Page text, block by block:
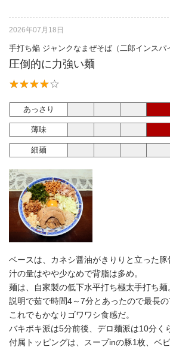
2026年07月18日
手打ち焔 ジャンクなまぜそば（二郎インスパ
圧倒的に力強い麺
あっさり
薄味
細麺
ベースは、カネシ醤油がきりりと立った豚
汁の量はやや少なめで背脂は多め。
麺は、自家製の低下水平打ち極太手打ち麺
説明で茹で時間4～7分とあったので最長の
これでもかなりゴワワシ食感だ。
バキボキ派は5分前後、デロ麺派は10分く
付属トッピングは、スープinの豚1枚、ベ